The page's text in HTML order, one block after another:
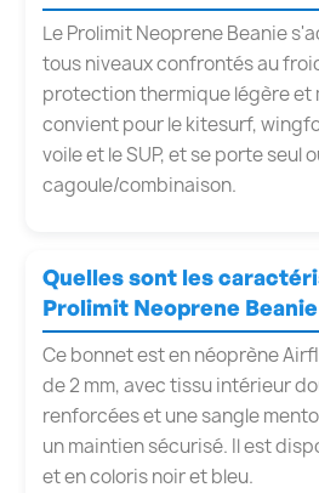
Le Prolimit Neoprene Beanie
tous niveaux confrontés au
protection thermique légère et
convient pour le kitesurf,
voile et le SUP, et se porte seul
cagoule/combinaison.
Quelles sont les
Prolimit Neoprene
Ce bonnet est en néoprène
de 2 mm, avec tissu intérieur
renforcées et une sangle
un maintien sécurisé. Il est
et en coloris noir et bleu.